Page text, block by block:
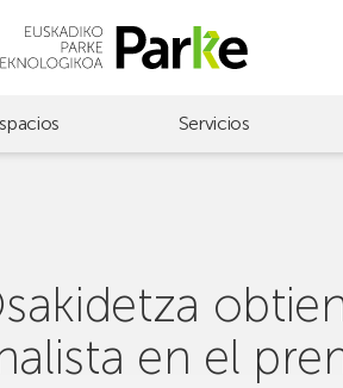
Servicios
en el